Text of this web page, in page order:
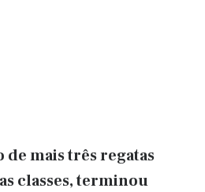
de mais três regatas
classes, terminou